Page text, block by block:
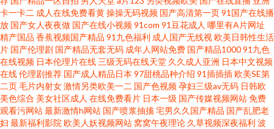
碰92 2020tv 在线国产一区在线免费 有码在线观看中文字幕 亚洲欧美日韩在
线中文 神马午夜福利影院 日比视频 手机看片欧美福利 网友自拍激情欧美亚
洲 手机免费看黄在线 欧美性爱综合日韩在线一区 成人一区二区 午夜视频在
线观看网站 极品福利姬自慰 91操13 免费观看电视剧电影的网址 中文亚洲欧
卡一卡二 成人在线免费看黄操操无码视频 国产高清第一页91国产在线播
放 国产女人夜夜做 国产在线小视频91com 91豆花成人 哪里有A片网址
精产国品 香蕉视频国产精品 91九色福利 成人国产无线视欧美日韩性生活
片 国产伦理剧 国产精品无套无码 成年人网站免费 国产精品100091九色
在线视频 日本伦理片在线 三级无码在线天堂 久久成人亚洲 日本中文视频
在线伦理剧推荐 国产成人精品日本 97甜桃品种介绍 91插插插欧美SE第
二页毛片内射女激情另类欧美一二 国产色视频孕妇三级av无码 日韩欧
美色综合 美女社区成人 在线免费看片 日本一级 国产传媒视频网站免费
观看污网站最新激情h网站 国产喷浆抽搐宅男久久国产精品 国产乱肥老
妇 最新福利影院 欧美人妖视频网站 窝窝午夜理论 久草视频深夜福利 波